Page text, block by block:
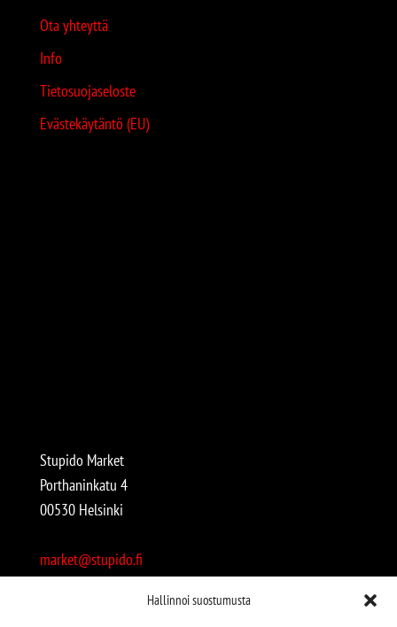
Hallinnoi suostumusta
Ota yhteyttä
Info
Tietosuojaseloste
Evästekäytäntö (EU)
Stupido Market
Porthaninkatu 4
00530 Helsinki
market@stupido.fi